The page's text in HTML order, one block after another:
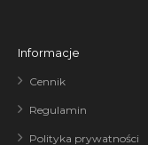
Informacje
Cennik
Regulamin
Polityka prywatności